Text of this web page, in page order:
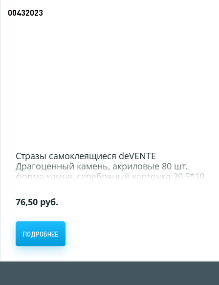
00432023
Стразы самоклеящиеся deVENTE
Драгоценный камень, акриловые 80 шт,
форма камня, серебряный карточка 20,5*10
76,50 руб.
ПОДРОБНЕЕ